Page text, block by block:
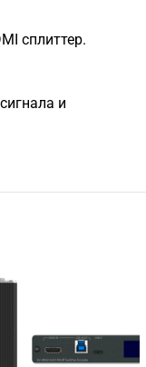
сплиттер.
и